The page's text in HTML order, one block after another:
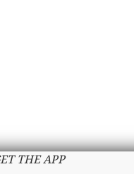
THE APP